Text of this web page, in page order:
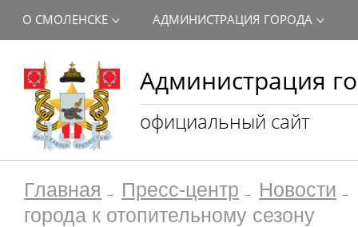
Администрация
официальный сайт
О СМОЛЕНСКЕ АДМИНИСТРАЦИЯ ГОРОДА
Главная Пресс-центр Новости
города к отопительному сезону